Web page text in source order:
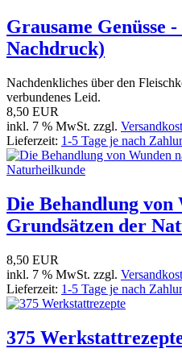
Grausame Genüsse
Nachdruck)
Nachdenkliches über den
verbundenes Leid.
8,50 EUR
inkl. 7 % MwSt. zzgl.
Lieferzeit: 1-5 Tage je nach
Die Behandlung von
Grundsätzen der
8,50 EUR
inkl. 7 % MwSt. zzgl.
Lieferzeit: 1-5 Tage je nach
375